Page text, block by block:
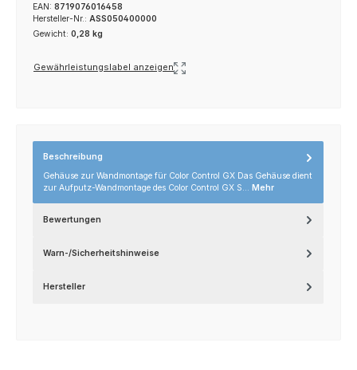
EAN: 8719076016458
Hersteller-Nr.: ASS050400000
Gewicht: 0,28 kg
Gewährleistungslabel anzeigen
Beschreibung
Gehäuse zur Wandmontage für Color Control GX Das Gehäuse dient
zur Aufputz-Wandmontage des Color Control GX S… Mehr
Bewertungen
Warn-/Sicherheitshinweise
Hersteller